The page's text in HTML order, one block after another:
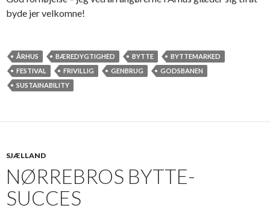
byde jer velkomne!
ÅRHUS BÆREDYGTIGHED BYTTE
BYTTEMARKED
FESTIVAL
FRIVILLIG GENBRUG
GODSBANEN
SUSTAINABILITY
SJÆLLAND
NØRREBROS BYTTE-
SUCCES